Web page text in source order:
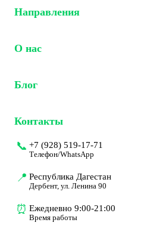
Тур на 4 дня
Тур на 6 дня
Направления
Сулакский каньон
Бархан Сарыкум
О нас
Наша команда
Галерея
Блог
Гайды
Контакты
📞 +7 (928) 519-17-71
Телефон/WhatsApp
📍 Республика Дагестан
Дербент, ул. Ленина 90
⏰ Ежедневно 9:00-21:00
Время работы